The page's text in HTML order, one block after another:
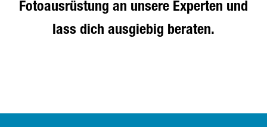
Fotoausrüstung an unsere Experten und
lass dich ausgiebig beraten.